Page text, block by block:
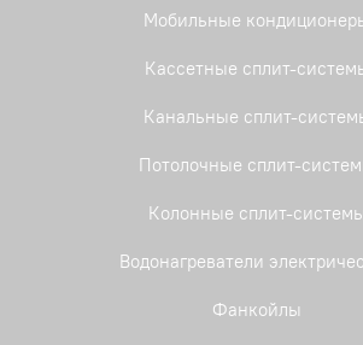
Мобильные
Кассетные сплит-
Канальные сплит-
Потолочные сплит-
Колонные сплит-системы
Водонагреватели
Фанкойлы